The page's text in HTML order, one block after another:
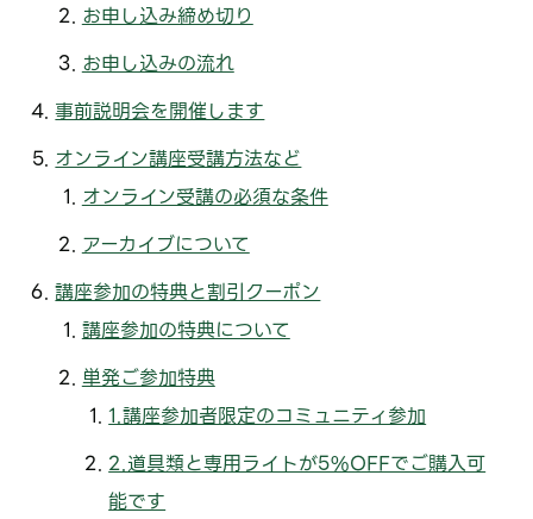
お申し込み締め切り
お申し込みの流れ
事前説明会を開催します
オンライン講座受講方法など
オンライン受講の必須な条件
アーカイブについて
講座参加の特典と割引クーポン
講座参加の特典について
単発ご参加特典
1.講座参加者限定のコミュニティ参加
2.道具類と専用ライトが5%OFFでご購入可
能です